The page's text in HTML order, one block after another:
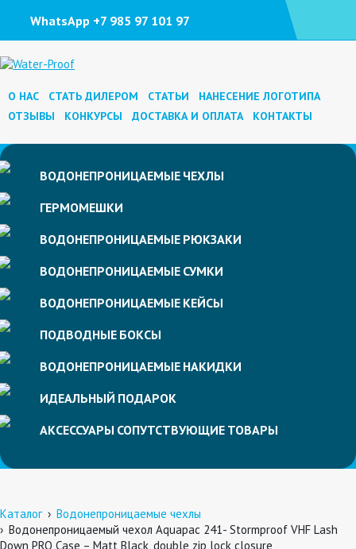
WhatsApp +7 985 97 101 97
О НАС СТАТЬ ДИЛЕРОМ СТАТЬИ
НАНЕСЕНИЕ ЛОГОТИПА
ОТЗЫВЫ
КОНКУРСЫ ДОСТАВКА И ОПЛАТА КОНТАКТЫ
ВОДОНЕПРОНИЦАЕМЫЕ ЧЕХЛЫ
ГЕРМОМЕШКИ
ВОДОНЕПРОНИЦАЕМЫЕ РЮКЗАКИ
ВОДОНЕПРОНИЦАЕМЫЕ СУМКИ
ВОДОНЕПРОНИЦАЕМЫЕ КЕЙСЫ
ПОДВОДНЫЕ БОКСЫ
ВОДОНЕПРОНИЦАЕМЫЕ НАКИДКИ
ИДЕАЛЬНЫЙ ПОДАРОК
АКСЕССУАРЫ СОПУТСТВУЮЩИЕ ТОВАРЫ
Каталог
Водонепроницаемые чехлы
Водонепроницаемый чехол Aquapac 241- Stormproof VHF Lash
Down PRO Case – Matt Black, double zip lock closure